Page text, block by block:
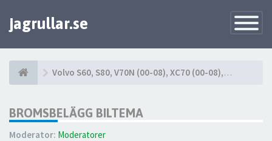
Toggle
jagrullar.se
Volvo S60, S80, V70N (00-08), XC70 (00-08), XC90 (03-14)
BROMSBELÄGG BILTEMA
Moderator: Moderatorer